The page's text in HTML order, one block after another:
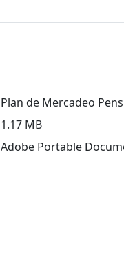
Plan de Mercadeo
1.17 MB
Adobe Portable